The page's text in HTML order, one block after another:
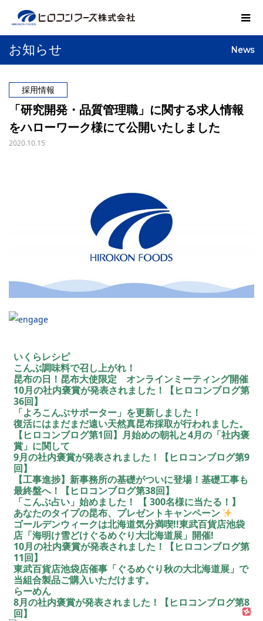
お知らせ News
採用情報
「研究開発・品質管理職」に関する求人情報
をハローワーク様にて公開いたしました
2020.10.15
いくらレシピ
こんぶ調味料で召し上がれ！
昆布の日！昆布大使限定 オンラインミーティング開催
10月の社内褒賞が発表されました！【ヒロコンブログ第
36回】
「よろこんぶサポーター」を更新しました！
復活にはまだまだ遠い天然真昆布採取が行われました。
【ヒロコンブログ第1回】月始めの朝礼と4月の「社内褒
賞」に関して
9月の社内褒賞が発表されました！【ヒロコンブログ第9
回】
【工事進捗】新事務所の基礎がついに登場！基礎工事も
最終盤へ！【ヒロコンブログ第38回】
「こんぶ占い」始めました！ 【 300名様に当たる！】
あなたのタイプの昆布、プレゼントキャンペーン
ゴールデンウィークは北海道気分満喫!!東武百貨店池袋
店「海明け雪どけぐるめぐり大北海道展」開催!
10月の社内褒賞が発表されました！【ヒロコンブログ第
11回】
東武百貨店池袋店催事「ぐるめぐり秋の大北海道展」で
当組合製品ご購入いただけます。
らーめん
8月の社内褒賞が発表されました！【ヒロコンブログ第8
回】